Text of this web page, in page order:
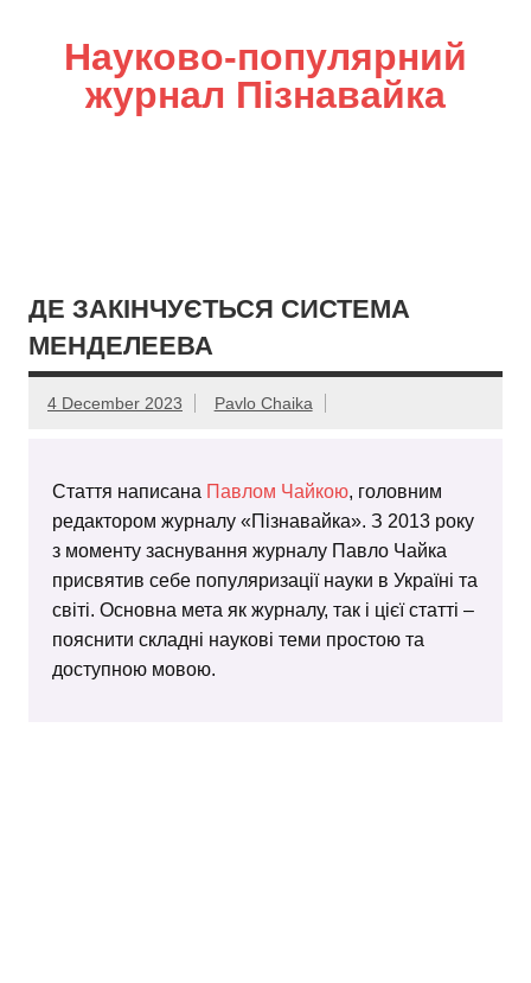
Науково-популярний
журнал Пізнавайка
ДЕ ЗАКІНЧУЄТЬСЯ СИСТЕМА
МЕНДЕЛЕЕВА
4 December 2023 Pavlo Chaika
Стаття написана Павлом Чайкою, головним
редактором журналу «Пізнавайка». З 2013 року
з моменту заснування журналу Павло Чайка
присвятив себе популяризації науки в Україні та
світі. Основна мета як журналу, так і цієї статті –
пояснити складні наукові теми простою та
доступною мовою.